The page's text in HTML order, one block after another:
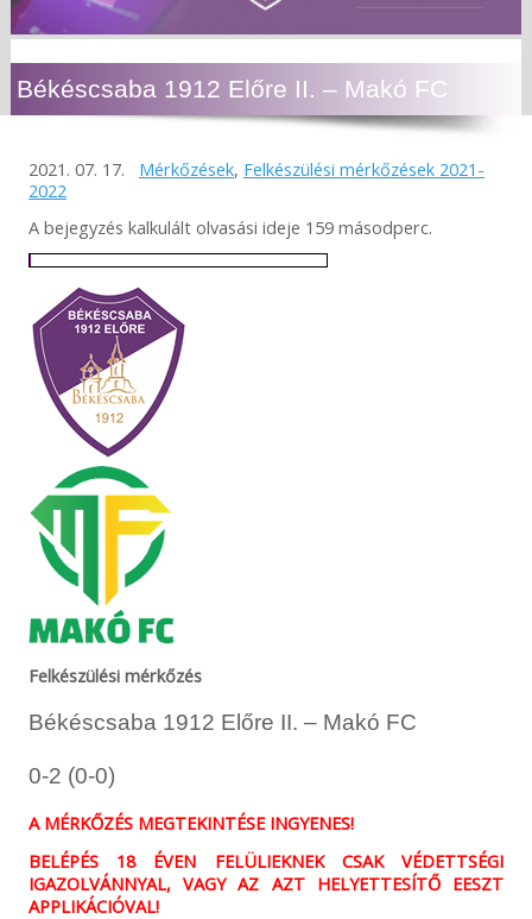
Békéscsaba 1912 Előre II. – Makó FC
2021. 07. 17. Mérkőzések, Felkészülési mérkőzések 2021-
2022
A bejegyzés kalkulált olvasási ideje 159 másodperc.
Felkészülési mérkőzés
Békéscsaba 1912 Előre II. – Makó FC
0-2 (0-0)
A MÉRKŐZÉS MEGTEKINTÉSE INGYENES!
BELÉPÉS 18 ÉVEN FELÜLIEKNEK CSAK VÉDETTSÉGI
IGAZOLVÁNNYAL, VAGY AZ AZT HELYETTESÍTŐ EESZT
APPLIKÁCIÓVAL!